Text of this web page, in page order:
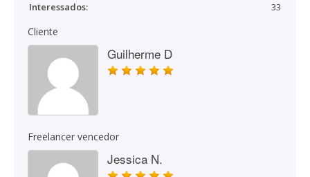
Interessados:
33
Cliente
Guilherme D
Freelancer vencedor
Jessica N.